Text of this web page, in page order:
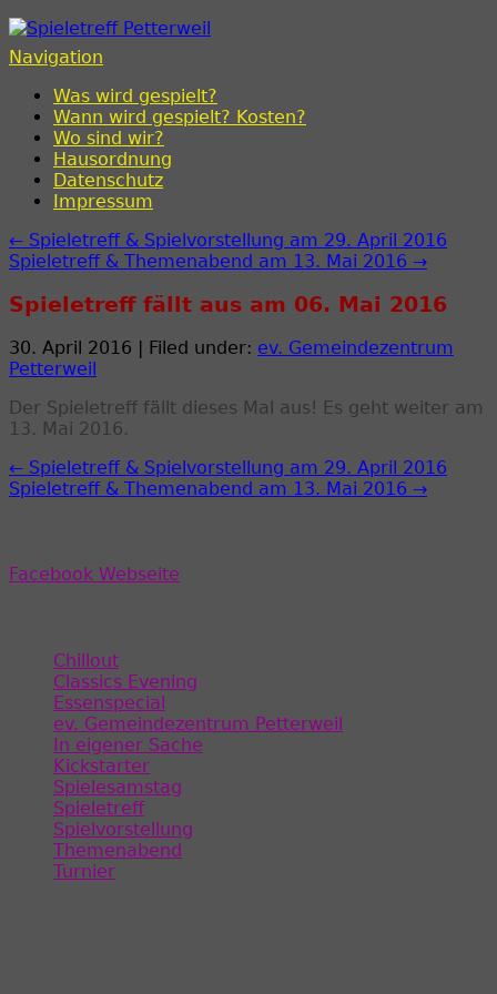
Spieletreff Petterweil
Navigation
Was wird gespielt?
Wann wird gespielt? Kosten?
Wo sind wir?
Hausordnung
Datenschutz
Impressum
← Spieletreff & Spielvorstellung am 29. April 2016
Spieletreff & Themenabend am 13. Mai 2016 →
Spieletreff fällt aus am 06. Mai 2016
30. April 2016 | Filed under: ev. Gemeindezentrum
Petterweil
Der Spieletreff fällt dieses Mal aus! Es geht weiter am
13. Mai 2016.
← Spieletreff & Spielvorstellung am 29. April 2016
Spieletreff & Themenabend am 13. Mai 2016 →
Facebook Webseite
Chillout
Classics Evening
Essenspecial
ev. Gemeindezentrum Petterweil
In eigener Sache
Kickstarter
Spielesamstag
Spieletreff
Spielvorstellung
Themenabend
Turnier